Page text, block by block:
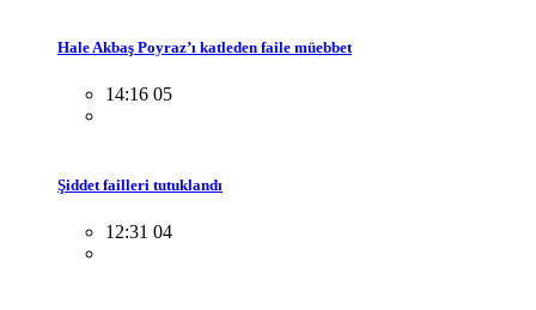
Hale Akbaş Poyraz’ı katleden faile müebbet
14:16 05
Şiddet failleri tutuklandı
12:31 04